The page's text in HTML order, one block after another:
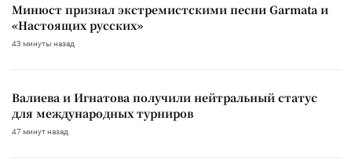
Минюст признал экстремистскими песни Garmata и
«Настоящих русских»
43 минуты назад
Валиева и Игнатова получили нейтральный статус
для международных турниров
47 минут назад